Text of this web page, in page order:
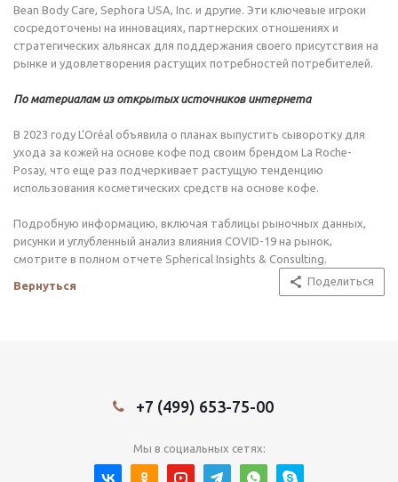
Bean Body Care, Sephora USA, Inc. и другие. Эти ключевые игроки
сосредоточены на инновациях, партнерских отношениях и
стратегических альянсах для поддержания своего присутствия на
рынке и удовлетворения растущих потребностей потребителей.
По материалам из открытых источников интернета
В 2023 году L'Oréal объявила о планах выпустить сыворотку для
ухода за кожей на основе кофе под своим брендом La Roche-
Posay, что еще раз подчеркивает растущую тенденцию
использования косметических средств на основе кофе.
Подробную информацию, включая таблицы рыночных данных,
рисунки и углубленный анализ влияния COVID-19 на рынок,
смотрите в полном отчете Spherical Insights & Consulting.
Вернуться Поделиться
+7 (499) 653-75-00
Мы в социальных сетях: